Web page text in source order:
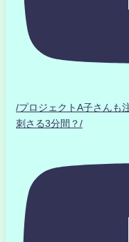
/プロジェクトA子さん
刺さる3分間？/